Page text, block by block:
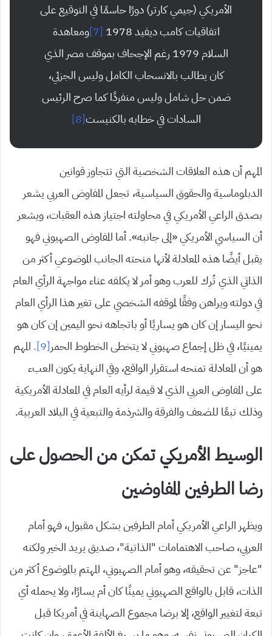
الأمريكي (جيمي كارتر) دورًا حاسمًا في التوقيع على
اتفاقيات كامب ديفيد 1978
[7]
ومعاهدة
السلام 1979 رغم الإجحاف بموقف مصر الذي
كان يطالب بالانسحاب الكامل وليس الجزئي،
ضمن حل شامل وليس منفردًا كما صرح الرئيس
السادات في خطابه بالكنيست[8]
المهم أن هذه العلاقات الشخصية التي تتجاوز قوانين
الدبلوماسية والحقوق السياسية، تجعل المفاوض العربي يشعر
بصدق الراعي الأمريكي في محاولته اجتياز هذه العقبات، ويشعر
أن السياسي الأمريكي «إلى جانبه». أما المفاوض الصهيوني فهو
يقبل أيضًا هذه المعادلة لأنها منحته الجانب الموضوعي أكثر من
الذاتي الذي تُرك للعرب وهو أمر لا يكلفه عناء مواجهة الرأي العام
في دولته ويراهن وفقًا لموقفه الشخصي على تغير هذا الرأي العام
نحو اليسار إن كان هو يساريًا أو باتجاهه نحو اليمين إن كان هو
يمينيًا، في ظل إجماع صهيوني لا يتخطى الخطوط الحمر[9].
المهم
هو أن المعادلة تمنحه استقرار الواقع، وفي النهاية يكون العبء
على المفاوض العربي الذي لا قيمة لرأيه العام في المعادلة الأمريكية
وذلك تبعًا للضعف والفرقة والشرذمة والتبعية في البلاد العربية.
الوسيط الأمريكي تمكن من الحصول على
رضا الطرفين المفاوضين
ويظهر الراعي الأمريكي أمام الطرفين بشكل مقبول، فهو أمام
العربي، صاحب الاهتمامات “الذاتية”، صديق يريد الخير ولكنه
“عاجز” عن تحقيقه، وهو أمام الصهيوني، المهتم بالموضوع أكثر من
الذات، قابل بالواقع الصهيوني يمينًا كان أم يسارًا، ولا يحمله أي
تبعة لتغيير الواقع، إلا برضا مجموع الصهاينة في أمريكا قبل